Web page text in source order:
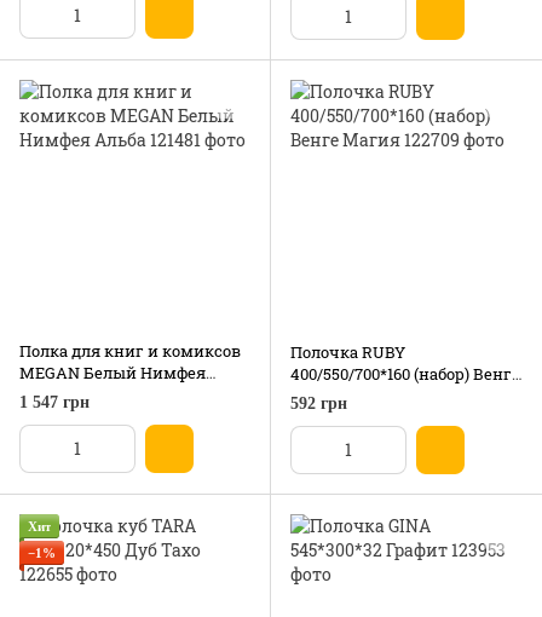
Полка для книг и комиксов
MEGAN Белый Нимфея
Альба
1 547 грн
Полочка RUBY
400/550/700*160 (набор) Венге
Магия
592 грн
Хит
−1%